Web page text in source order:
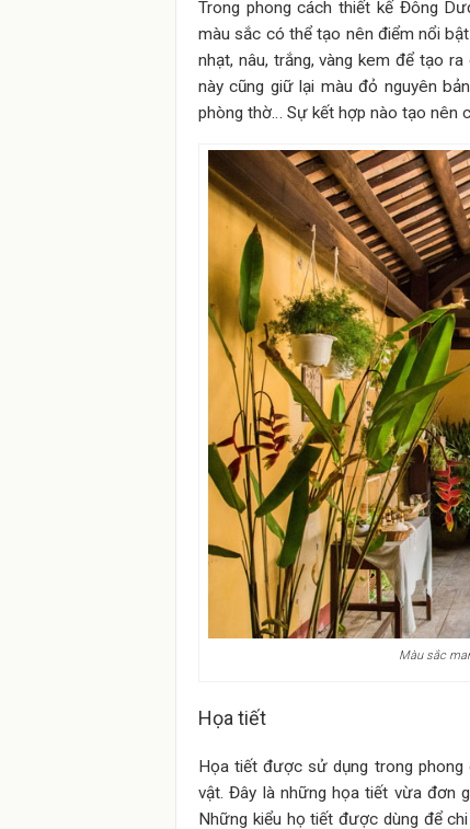
Trong phong cách thiết kế Đông
màu sắc có thể tạo nên điểm nổi
nhạt, nâu, trắng, vàng kem để tạo
này cũng giữ lại màu đỏ nguyên
phòng thờ… Sự kết hợp nào tạo nên
Màu sắc
Họa tiết
Họa tiết được sử dụng trong phong
vật. Đây là những họa tiết vừa đơn
Những kiểu họ tiết được dùng để